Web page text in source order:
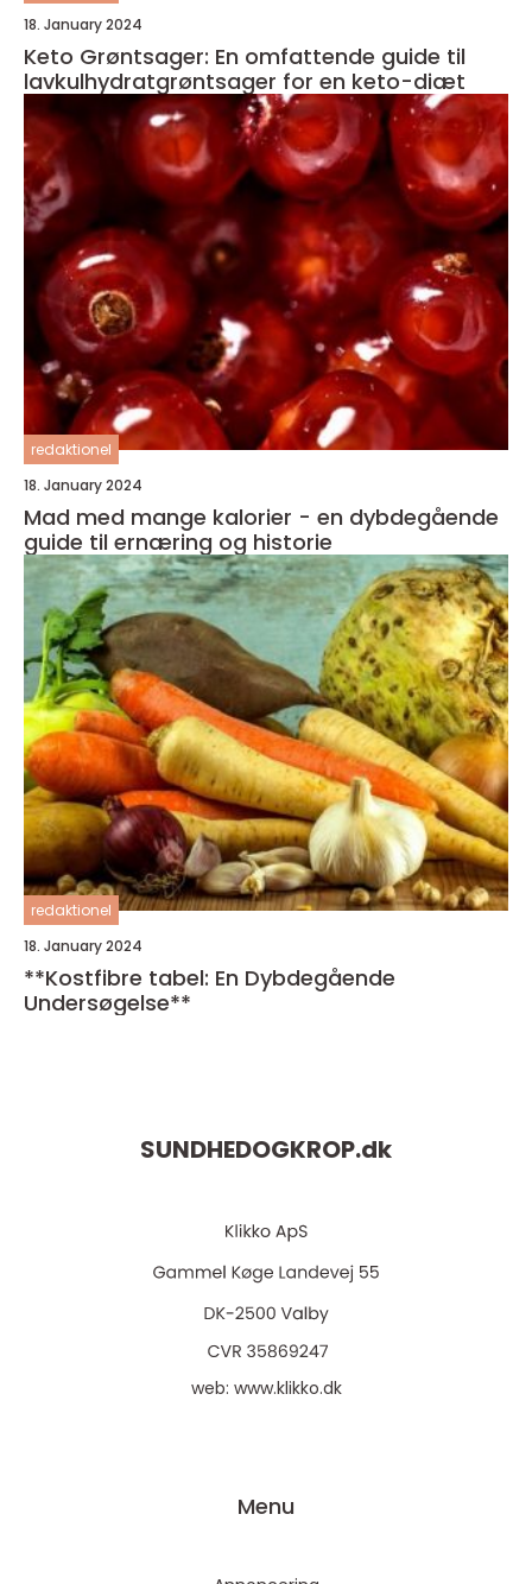
18. January 2024
Keto Grøntsager: En omfattende guide til
lavkulhydratgrøntsager for en keto-diæt
redaktionel
18. January 2024
Mad med mange kalorier - en dybdegående
guide til ernæring og historie
redaktionel
18. January 2024
**Kostfibre tabel: En Dybdegående
Undersøgelse**
SUNDHEDOGKROP.dk
web: www.klikko.dk
Menu